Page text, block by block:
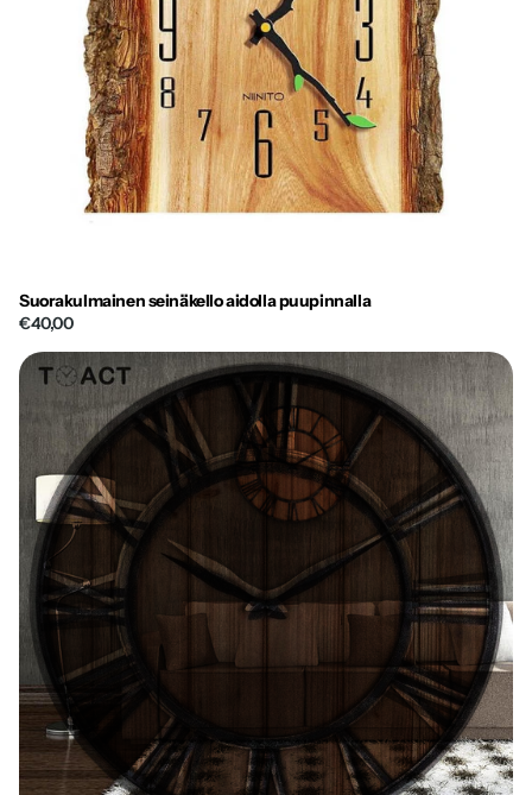
Suorakulmainen seinäkello aidolla puupinnalla
€40,00